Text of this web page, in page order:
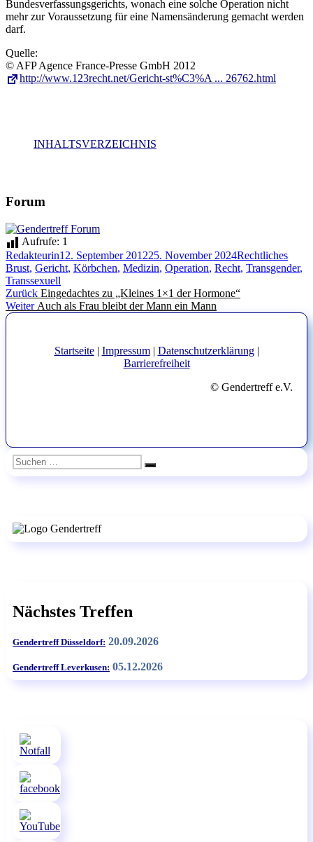
Bundesverfassungsgerichts, wonach eine solche Operation nicht
mehr zur Voraussetzung für eine Namensänderung gemacht werden
darf.
Quelle:
© AFP Agence France-Presse GmbH 2012
http://www.123recht.net/Gericht-st%C3%A ... 26762.html
INHALTSVERZEICHNIS
Forum
Aufrufe: 1
Autor
RedakteurinVeröffentlicht
am
12. September 201225. November 2024Kategorien
Rechtliches
Brust, Gericht, Körbchen, Medizin, Operation, Recht, Transgender,
Transsexuell
Beitragsnavigation
Zurück Vorheriger
Beitrag:
Eingedachtes zu „Kleines 1×1 der Hormone“
Weiter Nächster
Auch als Frau bleibt der Mann ein Mann
Startseite| Impressum| Datenschutzerklärung|
Barrierefreiheit
© Gendertreff e.V.
Suchen
nach:
Suchen
Nächstes Treffen
Gendertreff Düsseldorf: 20.09.2026
Gendertreff Leverkusen: 05.12.2026